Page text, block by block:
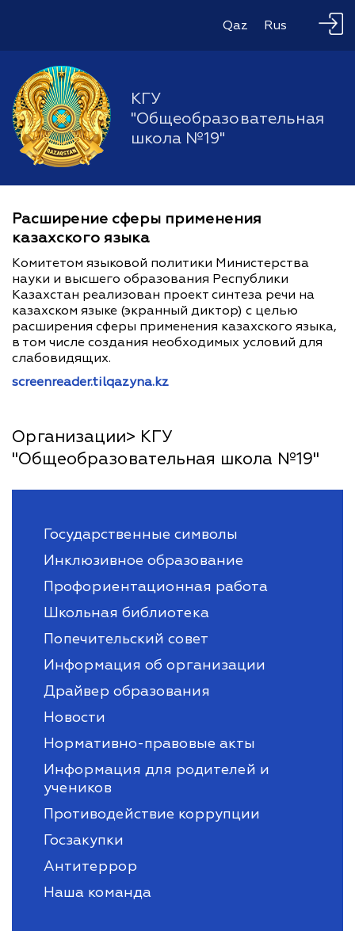
Qaz Rus
КГУ
"Общеобразовательная
школа №19"
Расширение сферы применения
казахского языка
Комитетом языковой политики Министерства
науки и высшего образования Республики
Казахстан реализован проект синтеза речи на
казахском языке (экранный диктор) с целью
расширения сферы применения казахского языка,
в том числе создания необходимых условий для
слабовидящих.
screenreader.tilqazyna.kz
Организации> КГУ
"Общеобразовательная школа №19"
Государственные символы
Инклюзивное образование
Профориентационная работа
Школьная библиотека
Попечительский совет
Информация об организации
Драйвер образования
Новости
Нормативно-правовые акты
Информация для родителей и
учеников
Противодействие коррупции
Госзакупки
Антитеррор
Наша команда